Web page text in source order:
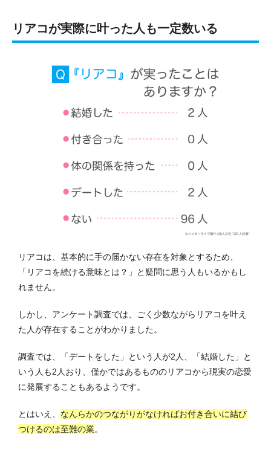
リアコが実際に叶った人も一定数いる
リアコは、基本的に手の届かない存在を対象とするため、
「リアコを続ける意味とは？」と疑問に思う人もいるかもし
れません。
しかし、アンケート調査では、ごく少数ながらリアコを叶え
た人が存在することがわかりました。
調査では、「デートをした」という人が2人、「結婚した」と
いう人も2人おり、僅かではあるもののリアコから現実の恋愛
に発展することもあるようです。
とはいえ、 なんらかのつながりがなければお付き合いに結び
つけるのは至難の業。